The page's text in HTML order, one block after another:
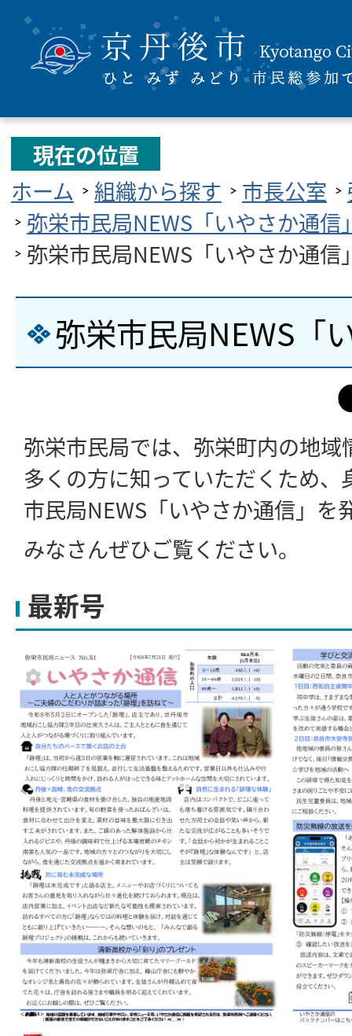
現在の位置
ホーム
組織から探す 市長公室
弥栄市民局NEWS「いやさか通信
弥栄市民局NEWS「いやさか通信
弥栄市民局NEWS「
弥栄市民局では、弥栄町内の地域
多くの方に知っていただくため
市民局NEWS「いやさか通信」を
みなさんぜひご覧ください。
最新号